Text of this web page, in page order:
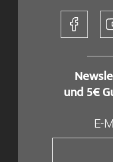
und 5€
E-